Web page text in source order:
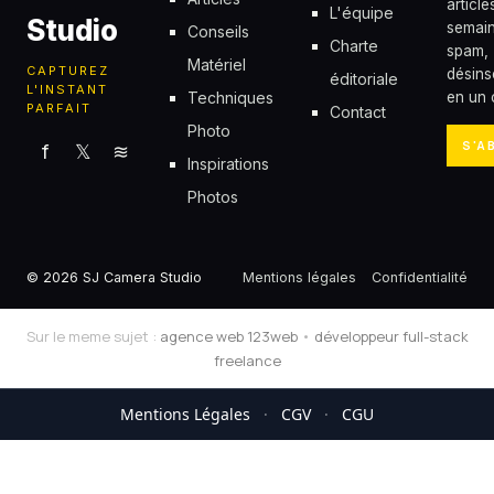
Studio
CAPTUREZ
L'INSTANT
PARFAIT
f 𝕏 ≋
Conseils
Matériel
Techniques
Photo
Inspirations
Photos
L'équipe
Charte
éditoriale
Contact
spam,
en un
© 2026 SJ Camera Studio Mentions légales Confidentialité
Sur le meme sujet : agence web 123web• développeur full-stack
freelance
Mentions Légales · CGV · CGU